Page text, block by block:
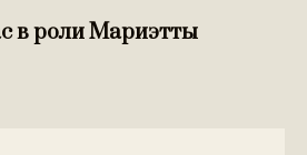
в роли Мариэтты